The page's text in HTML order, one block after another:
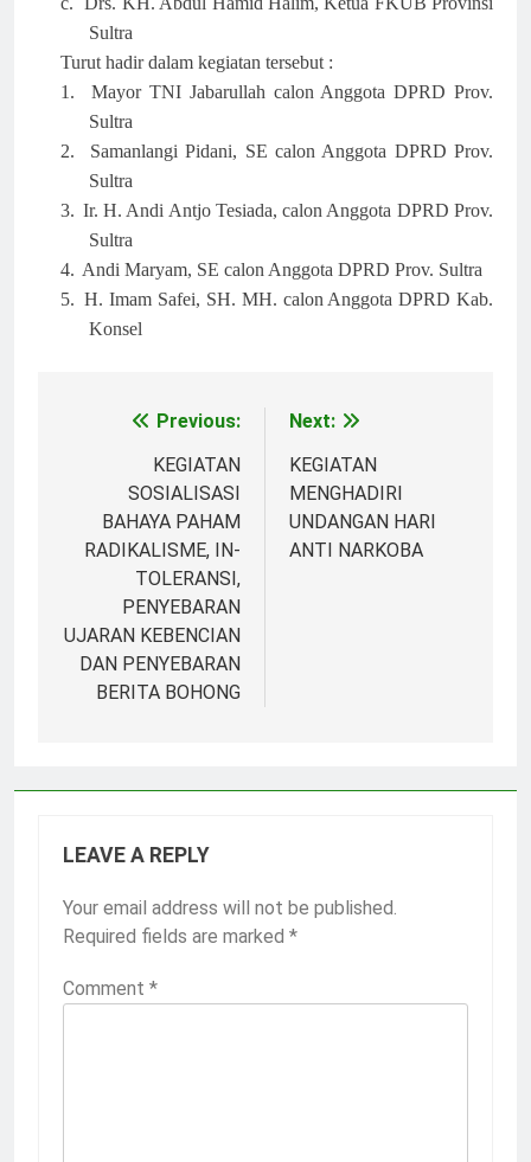
Sultra
Turut hadir dalam kegiatan tersebut :
1.
Mayor TNI Jabarullah calon Anggota DPRD Prov.
Sultra
2.
Samanlangi Pidani, SE calon Anggota DPRD Prov.
Sultra
3. Ir. H. Andi Antjo Tesiada, calon Anggota DPRD Prov.
Sultra
4. Andi Maryam, SE calon Anggota DPRD Prov. Sultra
5. H. Imam Safei, SH. MH. calon Anggota DPRD Kab.
Konsel
navigation
Previous:
KEGIATAN
SOSIALISASI
BAHAYA PAHAM
RADIKALISME, IN-
TOLERANSI,
PENYEBARAN
UJARAN KEBENCIAN
DAN PENYEBARAN
BERITA BOHONG
Next:
KEGIATAN
MENGHADIRI
UNDANGAN HARI
ANTI NARKOBA
LEAVE A REPLY
Your email address will not be published.
Required fields are marked *
Comment *